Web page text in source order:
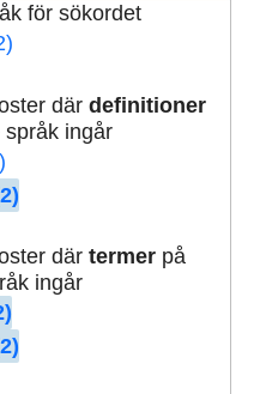
för sökordet
där definitioner
språk ingår
där termerpå
ingår